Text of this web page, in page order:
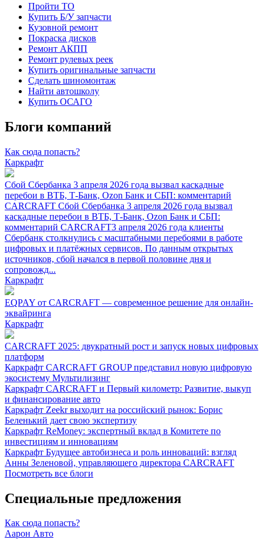
Пройти ТО
Купить Б/У запчасти
Кузовной ремонт
Покраска дисков
Ремонт АКПП
Ремонт рулевых реек
Купить оригинальные запчасти
Сделать шиномонтаж
Найти автошколу
Купить ОСАГО
Блоги компаний
Как сюда попасть?
Каркрафт
Сбой Сбербанка 3 апреля 2026 года вызвал каскадные
перебои в ВТБ, Т-Банк, Ozon Банк и СБП: комментарий
CARCRAFT Сбой Сбербанка 3 апреля 2026 года вызвал
каскадные перебои в ВТБ, Т-Банк, Ozon Банк и СБП:
комментарий CARCRAFT3 апреля 2026 года клиенты
Сбербанк столкнулись с масштабными перебоями в работе
цифровых и платёжных сервисов. По данным открытых
источников, сбой начался в первой половине дня и
сопровожд...
Каркрафт
EQPAY от CARCRAFT — современное решение для онлайн-
эквайринга
Каркрафт
CARCRAFT 2025: двукратный рост и запуск новых цифровых
платформ
Каркрафт CARCRAFT GROUP представил новую цифровую
экосистему Мультилизинг
Каркрафт CARCRAFT и Первый километр: Развитие, выкуп
и финансирование авто
Каркрафт Zeekr выходит на российский рынок: Борис
Беленький дает свою экспертизу
Каркрафт ReMoney: экспертный вклад в Комитете по
инвестициям и инновациям
Каркрафт Будущее автобизнеса и роль инноваций: взгляд
Анны Зеленовой, управляющего директора CARCRAFT
Посмотреть все блоги
Специальные предложения
Как сюда попасть?
Аарон Авто